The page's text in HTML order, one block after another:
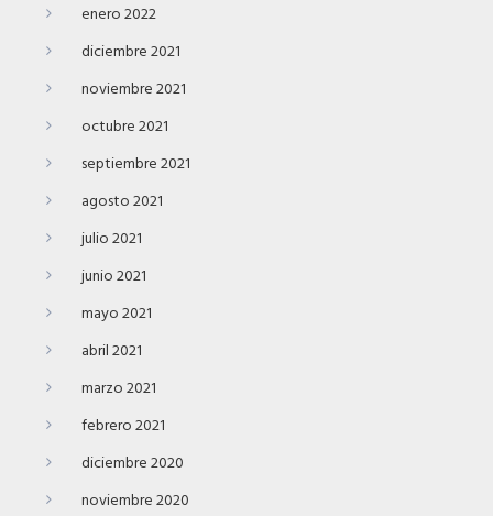
enero 2022
diciembre 2021
noviembre 2021
octubre 2021
septiembre 2021
agosto 2021
julio 2021
junio 2021
mayo 2021
abril 2021
marzo 2021
febrero 2021
diciembre 2020
noviembre 2020